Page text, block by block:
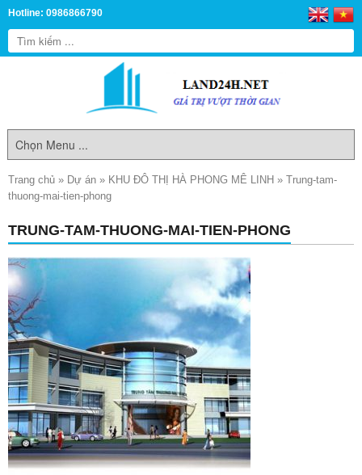
Hotline: 0986866790
Trang chủ » Dự án » KHU ĐÔ THỊ HÀ PHONG MÊ LINH » Trung-tam-
thuong-mai-tien-phong
TRUNG-TAM-THUONG-MAI-TIEN-PHONG